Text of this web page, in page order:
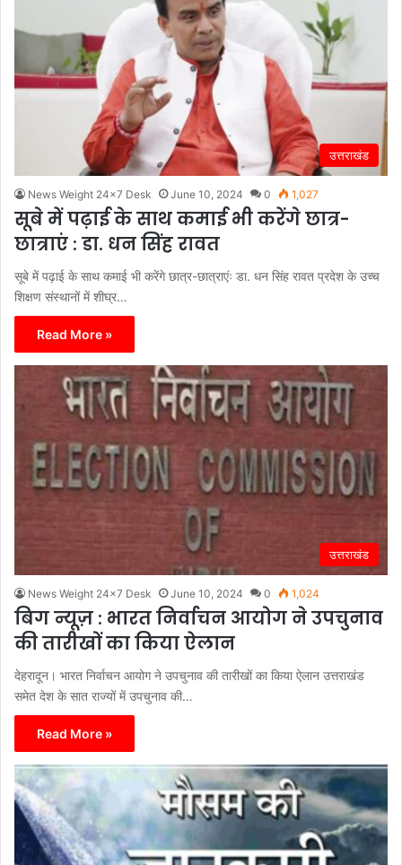
उत्तराखंड
News Weight 24x7 Desk June 10, 2024 0 1,027
सूबे में पढ़ाई के साथ कमाई भी करेंगे छात्र-
छात्राएं : डा. धन सिंह रावत
सूबे में पढ़ाई के साथ कमाई भी करेंगे छात्र-छात्राएंः डा. धन सिंह रावत प्रदेश के उच्च
शिक्षण संस्थानों में शीघ्र…
Read More »
उत्तराखंड
News Weight 24x7 Desk June 10, 2024 0 1,024
बिग न्यूज़ : भारत निर्वाचन आयोग ने उपचुनाव
की तारीखों का किया ऐलान
देहरादून। भारत निर्वाचन आयोग ने उपचुनाव की तारीखों का किया ऐलान उत्तराखंड
समेत देश के सात राज्यों में उपचुनाव की…
Read More »